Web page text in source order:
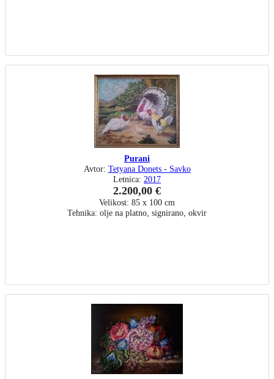
Purani
Avtor: Tetyana Donets - Savko
Letnica: 2017
2.200,00 €
Velikost: 85 x 100 cm
Tehnika: olje na platno, signirano, okvir